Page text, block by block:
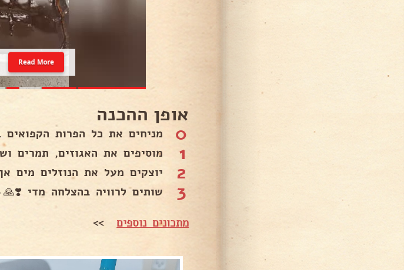
Read More
אופן ההכנה
0 מניחים את כל הפרות הקפואים
1 מוסיפים את האגוזים, תמרים
2 יוצקים מעל את הנוזלים מים
3 שותים לרוויה בהצלחה מדי
מתכונים נוספים>>